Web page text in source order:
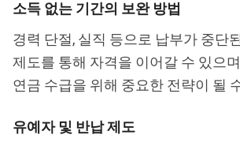
소득 없는 기간의 보완 방법
경력 단절, 실직 등으로 납부가 중단
제도를 통해 자격을 이어갈 수 있으
연금 수급을 위해 중요한 전략이 될
유예자 및 반납 제도